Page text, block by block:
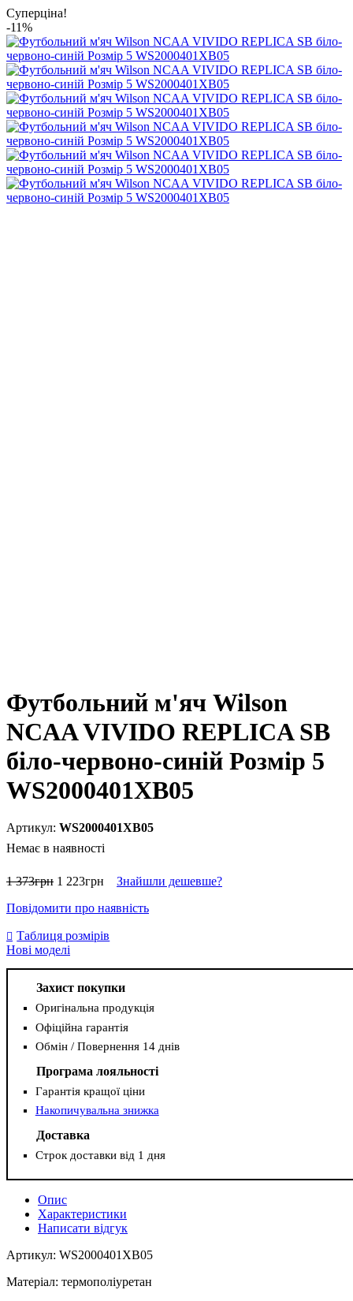
Суперціна!
-11%
Футбольний м'яч Wilson
NCAA VIVIDO REPLICA SB
біло-червоно-синій Розмір 5
WS2000401XB05
WS2000401XB05
Немає в наявності
1 373грн 1 223грн
Знайшли дешевше?
Повідомити про наявність
Таблиця розмірів
Нові моделі
Захист покупки
Оригінальна продукція
Офіційна гарантія
Обмін / Повернення 14 днів
Програма лояльності
Гарантія кращої ціни
Накопичувальна знижка
Доставка
Строк доставки від 1 дня
Опис
Характеристики
Написати відгук
Артикул: WS2000401XB05
Матеріал: термополіуретан